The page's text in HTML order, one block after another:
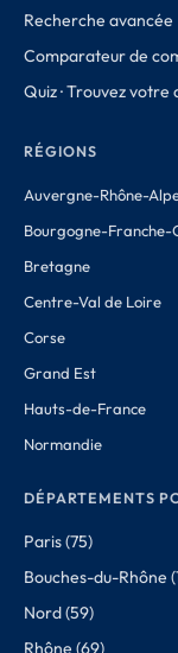
Recherche avancée
Comparateur de
Quiz · Trouvez
RÉGIONS
Auvergne-Rhône-
Bourgogne-Franche-
Bretagne
Centre-Val de Loire
Corse
Grand Est
Hauts-de-France
Normandie
DÉPARTEMENTS
Paris (75)
Bouches-du-Rhône
Nord (59)
Rhône (69)